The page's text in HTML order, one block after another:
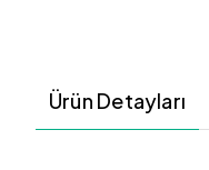
Ürün Detayları